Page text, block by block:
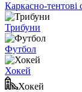
Каркасно-тентові
Трибуни
Футбол
Хокей
Хокей